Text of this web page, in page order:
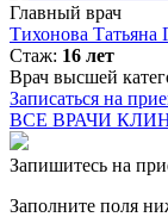
Главный врач
Тихонова Татьяна
Стаж: 16 лет
Врач высшей
Записаться на
ВСЕ ВРАЧИ
Запишитесь на
Заполните поля